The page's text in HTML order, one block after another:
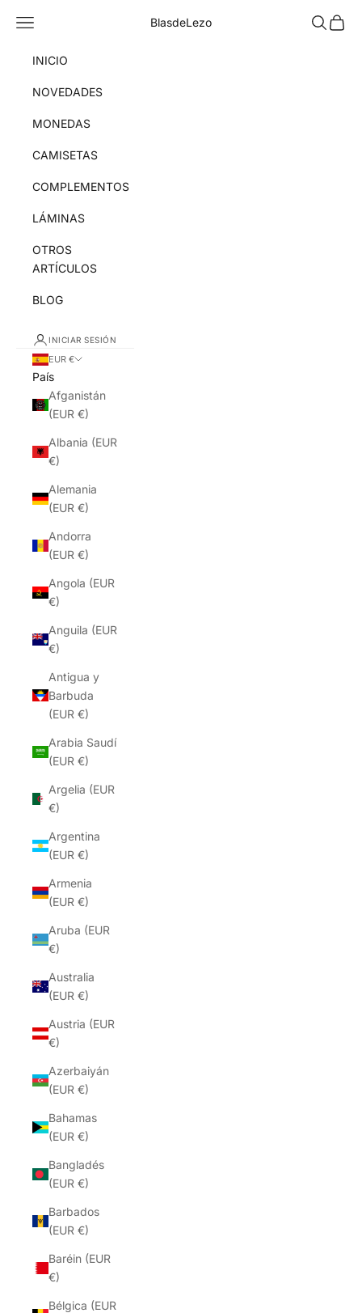
BlasdeLezo
Menú Buscar
Cesta
INICIO
NOVEDADES
MONEDAS
CAMISETAS
COMPLEMENTOS
LÁMINAS
OTROS
ARTÍCULOS
BLOG
INICIAR SESIÓN
EUR €
País
Afganistán
(EUR €)
Albania (EUR
€)
Alemania
(EUR €)
Andorra
(EUR €)
Angola (EUR
€)
Anguila (EUR
€)
Antigua y
Barbuda
(EUR €)
Arabia Saudí
(EUR €)
Argelia (EUR
€)
Argentina
(EUR €)
Armenia
(EUR €)
Aruba (EUR
€)
Australia
(EUR €)
Austria (EUR
€)
Azerbaiyán
(EUR €)
Bahamas
(EUR €)
Bangladés
(EUR €)
Barbados
(EUR €)
Baréin (EUR
€)
Bélgica (EUR